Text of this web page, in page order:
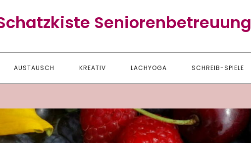
Seniorenbetreuung
AUSTAUSCH KREATIV LACHYOGA SCHREIB-SPIELE